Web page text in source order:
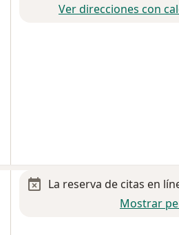
Ver direcciones con
La reserva de citas en
Mostrar